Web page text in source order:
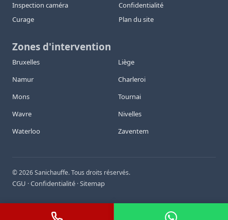
Inspection caméra
Curage
Confidentialité
Plan du site
Zones d'intervention
Bruxelles
Liège
Namur
Charleroi
Mons
Tournai
Wavre
Nivelles
Waterloo
Zaventem
©2026Sanichauffe. Tous droits réservés.
CGU ·Confidentialité ·Sitemap